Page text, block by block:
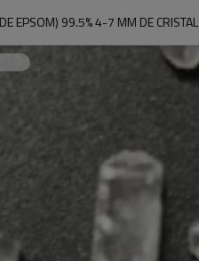
EPSOM) 99.5% 4-7 MM DE CRISTAL